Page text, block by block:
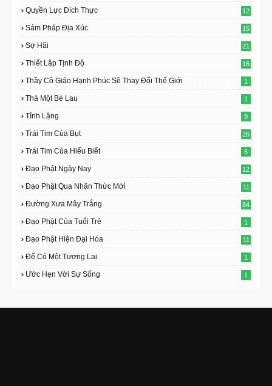
Quyền Lực Đích Thực 12
Sám Pháp Địa Xúc 15
Sợ Hãi 21
Thiết Lập Tịnh Độ 16
Thầy Cô Giáo Hạnh Phúc Sẽ Thay Đổi Thế Giới 1
Thả Một Bè Lau 1
Tĩnh Lặng 9
Trái Tim Của Bụt 26
Trái Tim Của Hiểu Biết 6
Đạo Phật Ngày Nay 12
Đạo Phật Qua Nhận Thức Mới 11
Đường Xưa Mây Trắng 84
Đạo Phật Của Tuổi Trẻ 1
Đạo Phật Hiện Đại Hóa 11
Để Có Một Tương Lai 1
Ước Hẹn Với Sự Sống 1